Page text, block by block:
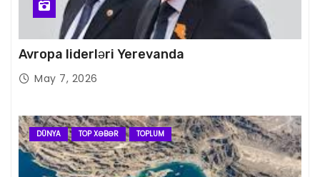
Avropa liderləri Yerevanda
May 7, 2026
DÜNYA TOP XƏBƏR TOPLUM